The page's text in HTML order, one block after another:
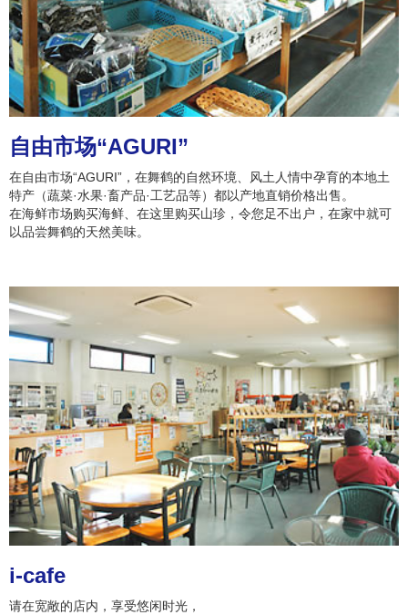
自由市场“AGURI”
在自由市场“AGURI”，在舞鹤的自然环境、风土人情中孕育的本地土
特产（蔬菜·水果·畜产品·工艺品等）都以产地直销价格出售。
在海鲜市场购买海鲜、在这里购买山珍，令您足不出户，在家中就可
以品尝舞鹤的天然美味。
i-cafe
请在宽敞的店内，享受悠闲时光，